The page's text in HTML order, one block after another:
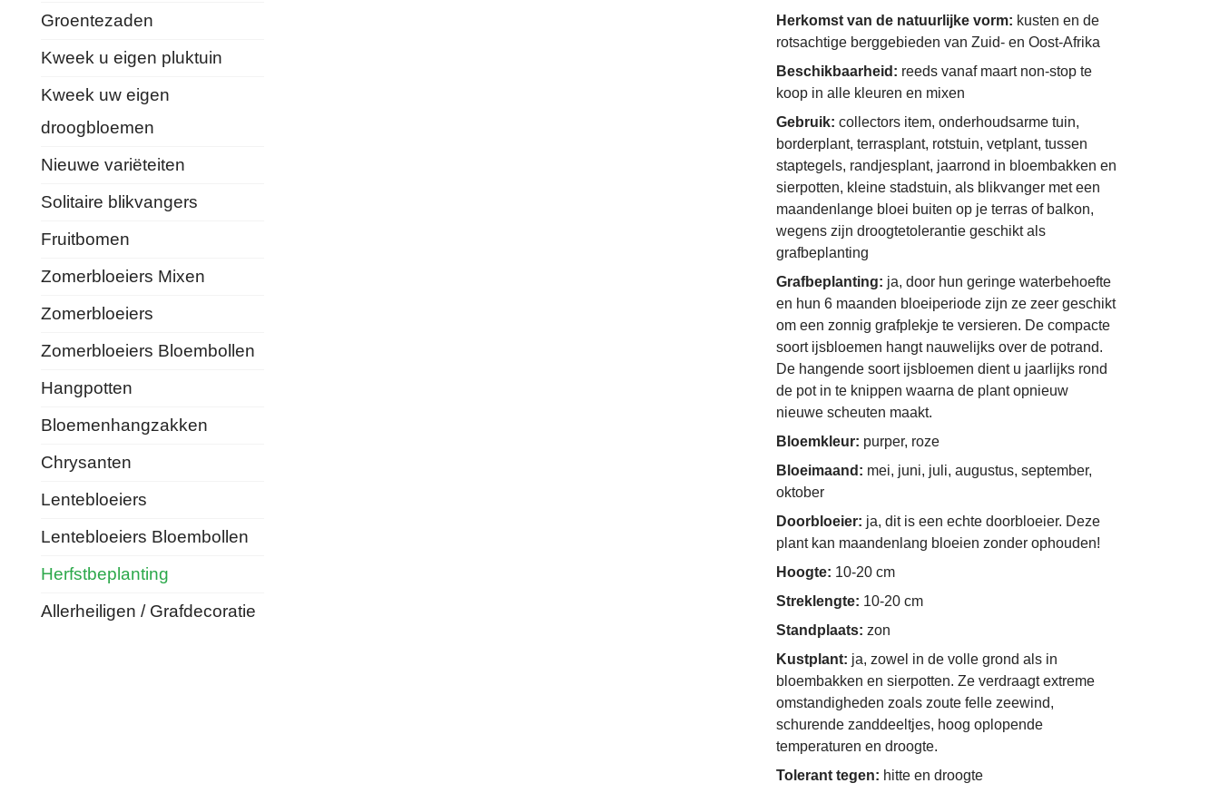
Groentezaden
Kweek u eigen pluktuin
Kweek uw eigen
droogbloemen
Nieuwe variëteiten
Solitaire blikvangers
Fruitbomen
Zomerbloeiers Mixen
Zomerbloeiers
Zomerbloeiers Bloembollen
Hangpotten
Bloemenhangzakken
Chrysanten
Lentebloeiers
Lentebloeiers Bloembollen
Herfstbeplanting
Allerheiligen / Grafdecoratie
Herkomst van de natuurlijke vorm: kusten en de
rotsachtige berggebieden van Zuid- en Oost-Afrika
Beschikbaarheid: reeds vanaf maart non-stop te
koop in alle kleuren en mixen
Gebruik: collectors item, onderhoudsarme tuin,
borderplant, terrasplant, rotstuin, vetplant, tussen
staptegels, randjesplant, jaarrond in bloembakken en
sierpotten, kleine stadstuin, als blikvanger met een
maandenlange bloei buiten op je terras of balkon,
wegens zijn droogtetolerantie geschikt als
grafbeplanting
Grafbeplanting: ja, door hun geringe waterbehoefte
en hun 6 maanden bloeiperiode zijn ze zeer geschikt
om een zonnig grafplekje te versieren. De compacte
soort ijsbloemen hangt nauwelijks over de potrand.
De hangende soort ijsbloemen dient u jaarlijks rond
de pot in te knippen waarna de plant opnieuw
nieuwe scheuten maakt.
Bloemkleur: purper, roze
Bloeimaand: mei, juni, juli, augustus, september,
oktober
Doorbloeier: ja, dit is een echte doorbloeier. Deze
plant kan maandenlang bloeien zonder ophouden!
Hoogte: 10-20 cm
Streklengte: 10-20 cm
Standplaats: zon
Kustplant: ja, zowel in de volle grond als in
bloembakken en sierpotten. Ze verdraagt extreme
omstandigheden zoals zoute felle zeewind,
schurende zanddeeltjes, hoog oplopende
temperaturen en droogte.
Tolerant tegen: hitte en droogte